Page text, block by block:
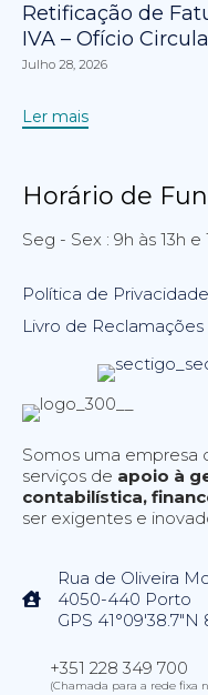
Retificação de
IVA – Ofício
Julho 28, 2026
Ler mais
Horário de
Seg - Sex : 9h às 13h e
Política de Privacidade
Livro de Reclamações
Somos uma empresa
serviços de apoio à
contabilística,
ser exigentes e
Rua de Oliveira
4050-440 Porto
GPS 41°09'38.7"N
+351 228 349 700
(Chamada para a rede fixa